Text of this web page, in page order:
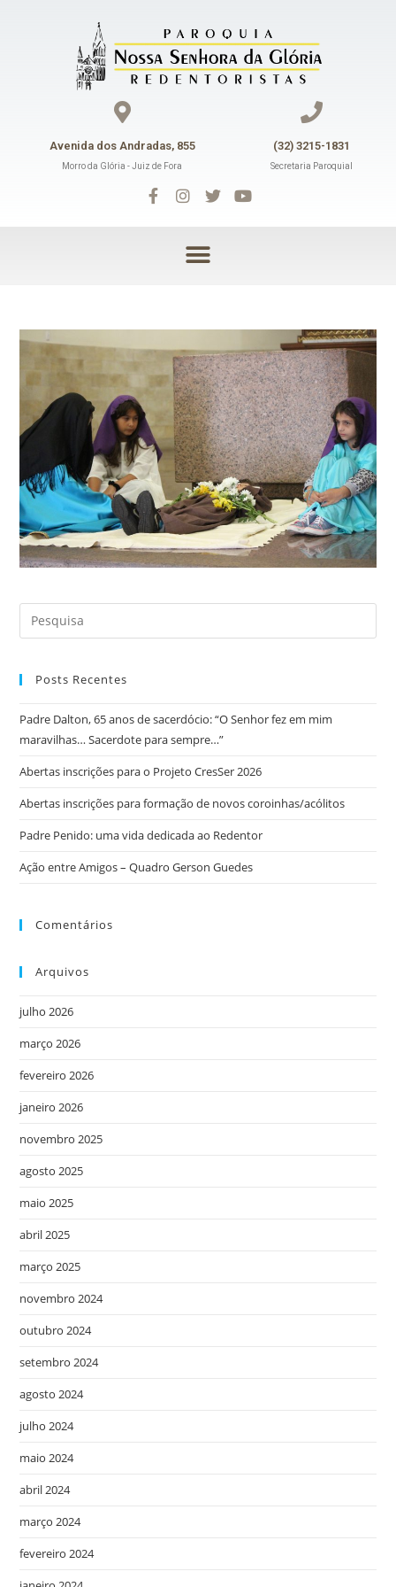
Avenida dos Andradas, 855
Morro da Glória - Juiz de Fora
(32) 3215-1831
Secretaria Paroquial
Posts Recentes
Padre Dalton, 65 anos de sacerdócio: “O Senhor fez em mim
maravilhas… Sacerdote para sempre…”
Abertas inscrições para o Projeto CresSer 2026
Abertas inscrições para formação de novos coroinhas/acólitos
Padre Penido: uma vida dedicada ao Redentor
Ação entre Amigos – Quadro Gerson Guedes
Comentários
Arquivos
julho 2026
março 2026
fevereiro 2026
janeiro 2026
novembro 2025
agosto 2025
maio 2025
abril 2025
março 2025
novembro 2024
outubro 2024
setembro 2024
agosto 2024
julho 2024
maio 2024
abril 2024
março 2024
fevereiro 2024